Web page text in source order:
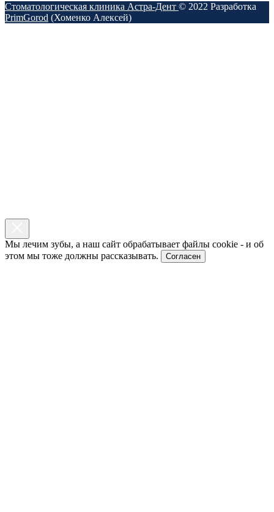
Стоматологическая клиника Астра-Дент © 2022 Разработка
PrimGorod (Хоменко Алексей)
Мы лечим зубы, а наш сайт обрабатывает файлы cookie - и об
этом мы тоже должны рассказывать.
Согласен